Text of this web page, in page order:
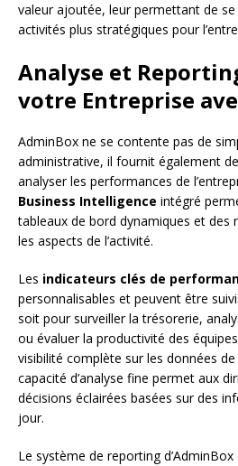
valeur ajoutée, leur permettant de
activités plus stratégiques pour
Analyse et
votre Entreprise
AdminBox ne se contente pas de
administrative, il fournit également
analyser les performances de
Business Intelligence intégré
tableaux de bord dynamiques et des
les aspects de l’activité.
Les indicateurs clés de
personnalisables et peuvent être
soit pour surveiller la trésorerie,
ou évaluer la productivité des
visibilité complète sur les données de
capacité d’analyse fine permet aux
décisions éclairées basées sur des
jour.
Le système de reporting